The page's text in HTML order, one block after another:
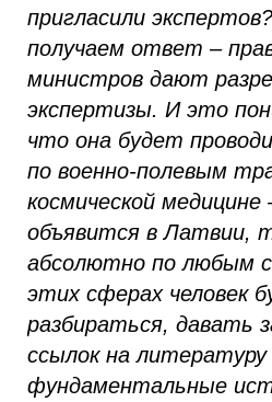
пригласили
получаем ответ –
министров дают
экспертизы. И это
что она будет
по военно-полевым
космической медицине
объявится в Латвии,
абсолютно по любым
этих сферах человек
разбираться, давать
ссылок на литературу
фундаментальные